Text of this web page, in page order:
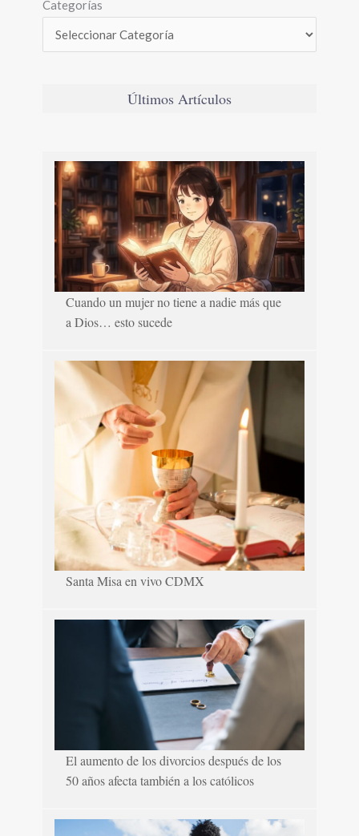
Categorías
Últimos Artículos
Cuando un mujer no tiene a nadie más que
a Dios… esto sucede
Santa Misa en vivo CDMX
El aumento de los divorcios después de los
50 años afecta también a los católicos